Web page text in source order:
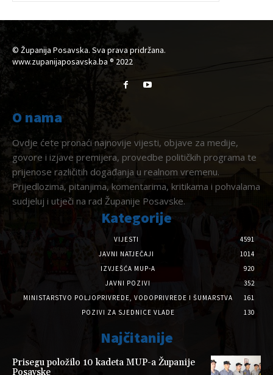
© Županija Posavska. Sva prava pridržana.
www.zupanijaposavska.ba ® 2022
O nama
Ovdje ćete pronaći najnovije vijesti, objave za medije,
govore i izjave premijera, provedbe političkih programa te
prijenose različitih događanja u realnom vremenu.
Prijedlozima, pitanjima, komentarima, kritikama i pohvalama
sudjeluj i utječi na rad Županije Posavske.
Kategorije
VIJESTI
4591
JAVNI NATJEČAJI
1014
IZVJEŠĆA MUP-A
920
JAVNI POZIVI
352
MINISTARSTVO POLJOPRIVREDE, VODOPRIVREDE I ŠUMARSTVA
161
POZIVI ZA SJEDNICE VLADE
130
Najčitanije
Prisegu položilo 10 kadeta MUP-a Županije
Posavske